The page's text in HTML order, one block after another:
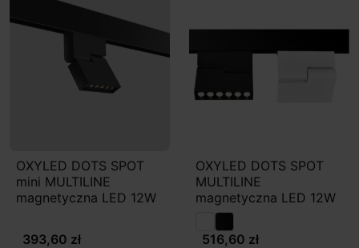
OXYLED DOTS SPOT
mini MULTILINE
magnetyczna LED 12W
393,60 zł
OXYLED DOTS SPOT
MULTILINE
magnetyczna LED 12W
516,60 zł